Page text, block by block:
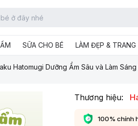
SỮA CHO BÉ LÀM ĐẸP & TRANG
Hatomugi Dưỡng Ẩm Sâu và Làm
Thương hiệu:
100% chính